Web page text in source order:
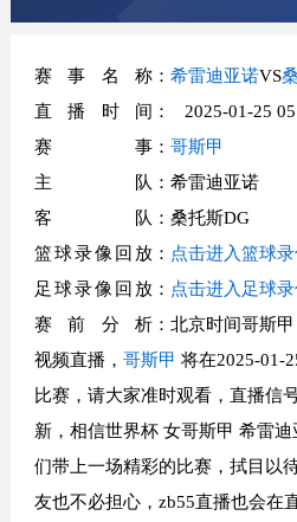
赛事名称： 希雷迪亚诺VS
直播时间 ： 2025-01-25
赛事： 哥斯甲
主队 ：希雷迪亚诺
客队 ：桑托斯DG
篮球录像回放： 点击进入篮球录
足球录像回放： 点击进入足球录
赛前分析：北京时间哥斯
视频直播， 哥斯甲 将在2025-01-
比赛，请大家准时观看，直播信
新，相信世界杯 女哥斯甲 希雷
们带上一场精彩的比赛，拭目以
友也不必担心，zb55直播也会在